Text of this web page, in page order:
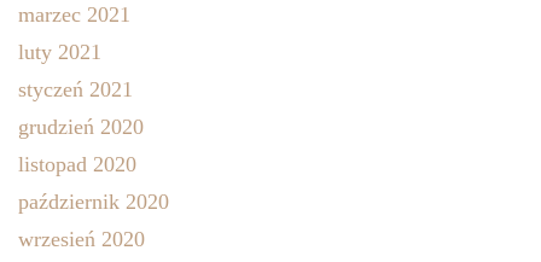
marzec 2021
luty 2021
styczeń 2021
grudzień 2020
listopad 2020
październik 2020
wrzesień 2020